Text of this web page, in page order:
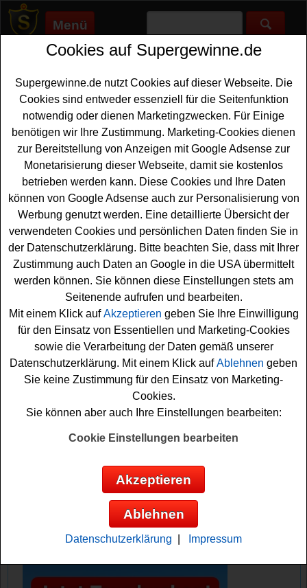
Menü
Supergewinne.de>Gewinnspiele>Sonstige Gewinnspiele
Anzeige:
Anzeige:
Bau-Welt Gewinnspiel - Schrank
gewinnen
Wer gern einen schönenSchrank gewinnenmöchte,
sollte bei diesem kostenlosen Bau-Welt Gewinnspiel
teilnehmen. Bau-Welt verlost einen DS-MIDI Schrank
von Fackelmann im Wert von ca. 459 Euro. Mit etwas
Glück können Sie diesen tollen Schrank gewinnen. Falls
Sie an dem Möbel Gewinnspiel von Bau-Welt kostenlos
teilnehmen möchten, müssen Sie nur kurz das kleine
Formular ausfüllen und können sich so Ihre
Gewinnchance sichern. Vielleicht haben Sie ja Glück?
Auf jeden Fall sind die Daumen schon einmal fest
gedrückt!
Bau-Welt verlost einen hochwertigen
Cookies auf Supergewinne.de
Supergewinne.de nutzt Cookies auf dieser Webseite. Die
Cookies sind entweder essenziell für die Seitenfunktion
notwendig oder dienen Marketingzwecken. Für Einige
benötigen wir Ihre Zustimmung. Marketing-Cookies dienen
zur Bereitstellung von Anzeigen mit Google Adsense zur
Monetarisierung dieser Webseite, damit sie kostenlos
betrieben werden kann. Diese Cookies und Ihre Daten
können von Google Adsense auch zur Personalisierung von
Werbung genutzt werden. Eine detaillierte Übersicht der
verwendeten Cookies und persönlichen Daten finden Sie in
der Datenschutzerklärung. Bitte beachten Sie, dass mit Ihrer
Zustimmung auch Daten an Google in die USA übermittelt
werden können. Sie können diese Einstellungen stets am
Seitenende aufrufen und bearbeiten.
Mit einem Klick aufAkzeptieren geben Sie Ihre Einwilligung
für den Einsatz von Essentiellen und Marketing-Cookies
sowie die Verarbeitung der Daten gemäß unserer
Datenschutzerklärung. Mit einem Klick aufAblehnen geben
Sie keine Zustimmung für den Einsatz von Marketing-
Cookies.
Sie können aber auch Ihre Einstellungen bearbeiten:
Cookie Einstellungen bearbeiten
Akzeptieren
Ablehnen
Datenschutzerklärung Impressum